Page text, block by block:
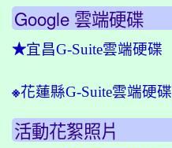
Google 雲端硬碟
★宜昌G-Suite雲端硬碟
※花蓮縣G-Suite雲端硬碟
活動花絮照片